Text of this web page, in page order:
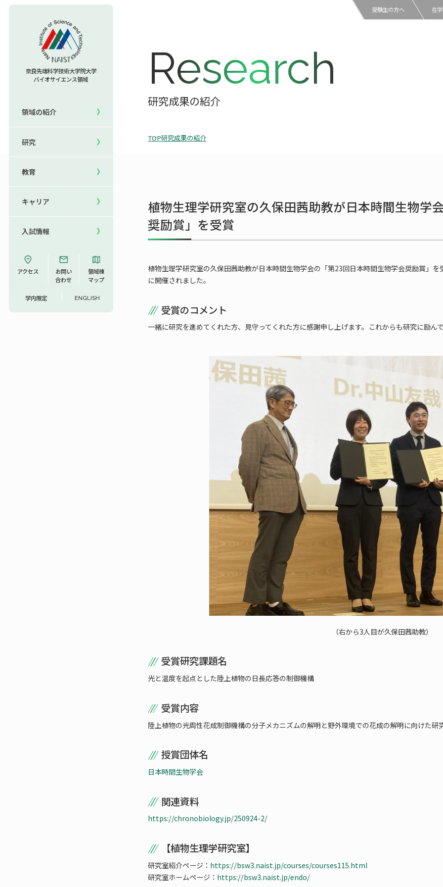
奈良先端科学技術大学院大学
バイオサイエンス領域
領域の紹介
領域長あいさつ
研究
研究TOP
教員一覧
NAIST Edge BIO
教育
研究室への配属
国際学生ワークショップ
UCDリトリート
UCDオンラインゼミナール
キャリア
就職実績
入試情報
入試情報TOP
研究＆授業
保護者の方へ
アクセス
お問い
合わせ
領域棟
マップ
学内限定 ENGLISH
受験生の方へ 在
Research
研究成果の紹介
TOP研究成果の紹介
植物生理学研究室の久保田茜助教が日本時間生物学
奨励賞」を受賞
植物生理学研究室の久保田茜助教が日本時間生物学会の「第23回日本時間生物学会奨励賞」
に開催されました。
受賞のコメント
一緒に研究を進めてくれた方、見守ってくれた方に感謝申し上げます。これからも研究に励ん
（右から3人目が久保田茜助教）
受賞研究課題名
光と温度を起点とした陸上植物の日長応答の制御機構
受賞内容
陸上植物の光周性花成制御機構の分子メカニズムの解明と野外環境での花成の解明に向けた研
授賞団体名
日本時間生物学会
関連資料
https://chronobiology.jp/250924-2/
【植物生理学研究室】
研究室紹介ページ： https://bsw3.naist.jp/courses/courses115.html
研究室ホームページ： https://bsw3.naist.jp/endo/